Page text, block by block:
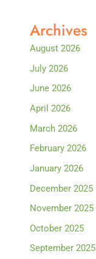
Archives
August 2026
July 2026
June 2026
April 2026
March 2026
February 2026
January 2026
December 2025
November 2025
October 2025
September 2025